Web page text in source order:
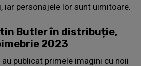
iar personajele lor sunt uimitoare.
Butler în distribuție,
2023
au publicat primele imagini cu noii